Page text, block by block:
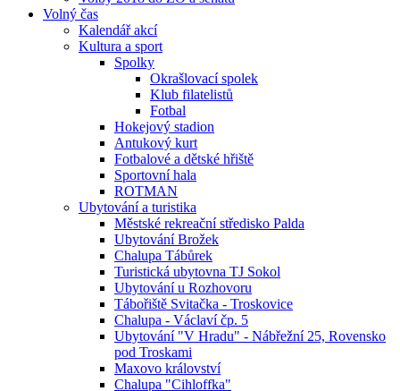
Volný čas
Kalendář akcí
Kultura a sport
Spolky
Okrašlovací spolek
Klub filatelistů
Fotbal
Hokejový stadion
Antukový kurt
Fotbalové a dětské hřiště
Sportovní hala
ROTMAN
Ubytování a turistika
Městské rekreační středisko Palda
Ubytování Brožek
Chalupa Tábůrek
Turistická ubytovna TJ Sokol
Ubytování u Rozhovoru
Tábořiště Svitačka - Troskovice
Chalupa - Václaví čp. 5
Ubytování "V Hradu" - Nábřežní 25, Rovensko
pod Troskami
Maxovo království
Chalupa "Cihloffka"